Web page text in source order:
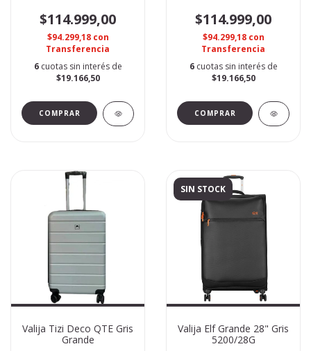
$114.999,00
$94.299,18 con
Transferencia
6 cuotas sin interés de
$19.166,50
$114.999,00
$94.299,18 con
Transferencia
6 cuotas sin interés de
$19.166,50
Valija Tizi Deco QTE Gris
Grande
SIN STOCK
Valija Elf Grande 28" Gris
5200/28G